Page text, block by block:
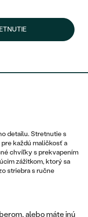
A
Možnosti doručenia
detailu. Stretnutie s
každú maličkosť a
chvíľky s prekvapením
zážitkom, ktorý sa
striebra s ručne
alebo máte inú